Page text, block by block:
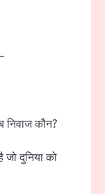
निवाज कौन?
दुनिया को